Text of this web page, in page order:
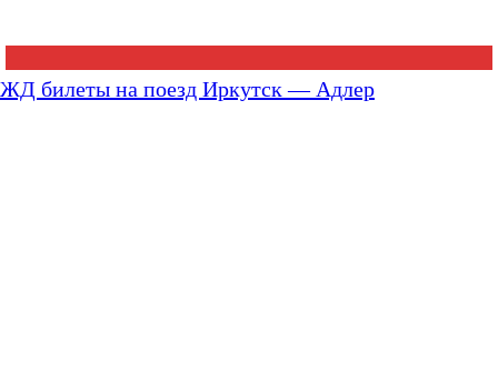
ЖД билеты на поезд Иркутск — Адлер